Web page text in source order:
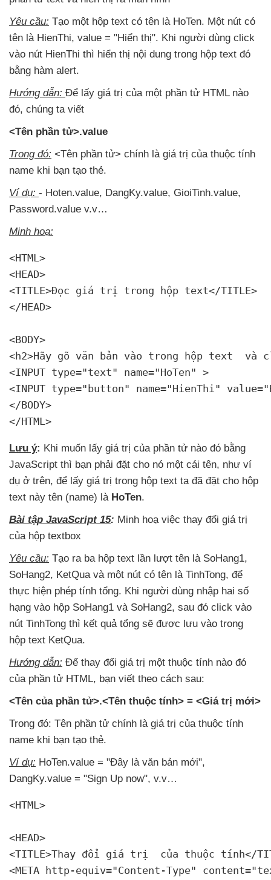
Yêu cầu: Tạo một hộp text có tên là HoTen. Một nút có
tên là HienThi, value = "Hiển thị". Khi người dùng click
vào nút HienThi thì hiển thị nội dung trong hộp text đó
bằng hàm alert.
Hướng dẫn: Để lấy giá trị của một phần tử HTML nào
đó, chúng ta viết
<Tên phần tử>.value
Trong đó: <Tên phần tử> chính là giá trị của thuộc tính
name khi bạn tạo thẻ.
Ví dụ: - Hoten.value, DangKy.value, GioiTinh.value,
Password.value v.v…
Minh hoạ:
<HTML>
<HEAD>
<TITLE>Đọc giá trị trong hộp text</TITLE>
</HEAD>
<BODY>
<h2>Hãy gõ văn bản vào trong hộp text
và
<INPUT type="text" name="HoTen" >
<INPUT type="button" name="HienThi"
</BODY>
</HTML>
Lưu ý: Khi muốn lấy giá trị của phần tử nào đó bằng
JavaScript thì bạn phải đặt cho nó một cái tên, như ví
dụ ở trên, để lấy giá trị trong hộp text ta đã đặt cho hộp
text này tên (name) là HoTen.
Bài tập JavaScript 15: Minh hoạ việc thay đổi giá trị
của hộp textbox
Yêu cầu: Tạo ra ba hộp text lần lượt tên là SoHang1,
SoHang2, KetQua và một nút có tên là TinhTong, để
thực hiện phép tính tổng. Khi người dùng nhập hai số
hạng vào hộp SoHang1 và SoHang2, sau đó click vào
nút TinhTong thì kết quả tổng sẽ được lưu vào trong
hộp text KetQua.
Hướng dẫn: Để thay đổi giá trị một thuộc tính nào đó
của phần tử HTML, bạn viết theo cách sau:
<Tên của phần tử>.<Tên thuộc tính> = <Giá trị mới>
Trong đó: Tên phần tử chính là giá trị của thuộc tính
name khi bạn tạo thẻ.
Ví dụ: HoTen.value = "Đây là văn bản mới",
DangKy.value = "Sign Up now", v.v…
<HTML>
<HEAD>
<TITLE>Thay đổi giá trị
của thuộc tính</
<META http-equiv="Content-Type"